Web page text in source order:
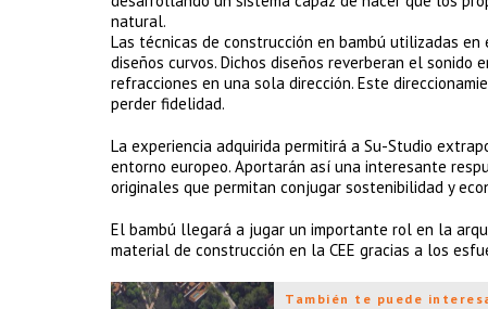
natural.
Las técnicas de construcción en bambú utilizadas
diseños curvos. Dichos diseños reverberan el
refracciones en una sola dirección. Este
perder fidelidad.
La experiencia adquirida permitirá a Su-Studio
entorno europeo. Aportarán así una interesante
originales que permitan conjugar sostenibilidad y
El bambú llegará a jugar un importante rol en la
material de construcción en la CEE gracias a los
También te puede